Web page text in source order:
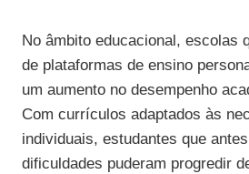
No âmbito educacional, escolas
de plataformas de ensino
um aumento no desempenho
Com currículos adaptados às
individuais, estudantes que
dificuldades puderam progredir